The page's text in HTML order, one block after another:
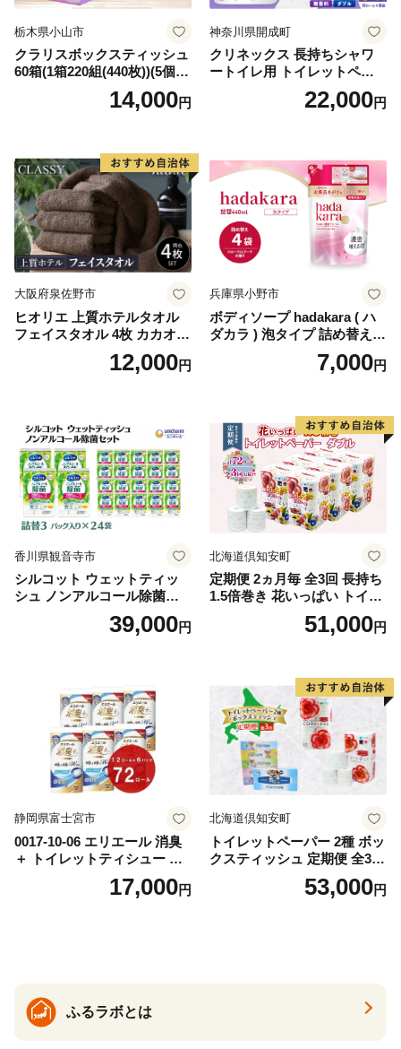
栃木県小山市
クラリスボックスティッシュ
60箱(1箱220組(440枚))(5個入
り×12セット)【1256759】
14,000円
神奈川県開成町
クリネックス 長持ちシャワ
ートイレ用 トイレットペー
パー（ダブル）64ロール(8ロ
ール×8パック) 開成町 トイレ
蓄 防災 エコ 消耗品 生活雑貨
生活用品 無香料 トイレット
ペーパー ダブル といれっと
ぺーぱー トイレ クレシア ト
イレットペーパー [BDBH002
-1]
22,000円
大阪府泉佐野市
ヒオリエ 上質ホテルタオル
フェイスタオル 4枚 カカオ
【タオル 泉州タオル 吸水 普
段使い 無地 シンプル 日用品
12,000円
兵庫県小野市
ボディソープ hadakara ( ハ
ダカラ ) 泡タイプ 詰め替え 4
40ml×4袋 ボディーソープ 泡
ボディソープ 泡 日用品 消耗
泡石鹸 石鹸 兵庫 兵庫県 小野
7,000円
香川県観音寺市
シルコット ウェットティッ
シュ ノンアルコール除菌詰
替（43枚×3P）×24袋 日用品
おもちゃ 拭き取り 手拭き 外
39,000円
北海道倶知安町
定期便 2ヵ月毎 全3回 長持ち
1.5倍巻き 花いっぱい トイレ
ットペーパー ダブル 45ｍ 計
72ロール 全18種 花柄 プリン
ー 消耗品 備蓄 送料無料 北海
道 倶知安町 日用品
51,000円
静岡県富士宮市
0017-10-06 エリエール 消臭
＋ トイレットティシュー し
っかり香るフレッシュクリア
の香り ダブル 12ロール×6パ
17,000円
北海道倶知安町
トイレットペーパー 2種 ボッ
クスティッシュ 定期便 全3
回 日本製 まとめ買い 防災
常備品 日用雑貨 消耗品 生活
53,000円
ふるラボとは